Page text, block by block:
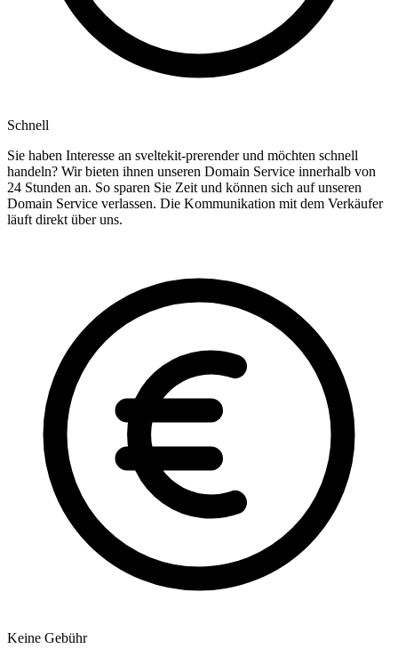
Schnell
Sie haben Interesse an sveltekit-prerender und möchten schnell
handeln? Wir bieten ihnen unseren Domain Service innerhalb von
24 Stunden an. So sparen Sie Zeit und können sich auf unseren
Domain Service verlassen. Die Kommunikation mit dem Verkäufer
läuft direkt über uns.
Keine Gebühr